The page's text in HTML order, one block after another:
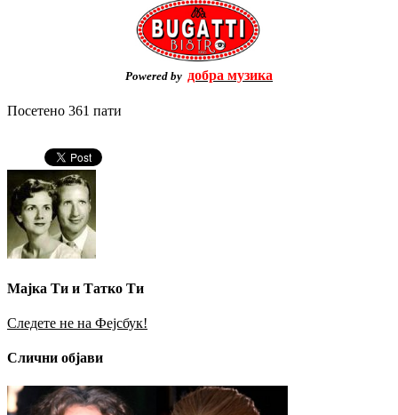
Powered by добра музика
Посетено 361 пати
Мајка Ти и Татко Ти
Следете не на Фејсбук!
Слични објави